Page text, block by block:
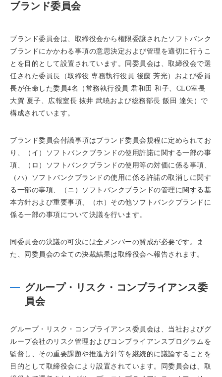
ブランド委員会
ブランド委員会は、取締役会から権限委譲されたソフトバンク
ブランドにかかわる事項の意思決定および管理を適切に行うこ
とを目的として設置されています。同委員会は、取締役会で選
任された委員長（取締役 専務執行役員 後藤 芳光）および委員
長が任命した委員4名（常務執行役員 君和田 和子、CLO室長
大賀 夏子、広報室長 抜井 武暁および総務部長 飯田 達矢）で
構成されています。
ブランド委員会付議事項はブランド委員会規程に定められてお
り、（イ）ソフトバンクブランドの使用許諾に関する一部の事
項、（ロ）ソフトバンクブランドの使用等の対価に係る事項、
（ハ）ソフトバンクブランドの使用に係る許諾の取消しに関す
る一部の事項、（ニ）ソフトバンクブランドの管理に関する基
本方針および重要事項、（ホ）その他ソフトバンクブランドに
係る一部の事項について決議を行います。
同委員会の決議の可決には全メンバーの賛成が必要です。ま
た、同委員会の全ての決裁結果は取締役会へ報告されます。
グループ・リスク・コンプライアンス委
員会
グループ・リスク・コンプライアンス委員会は、当社およびグ
ループ会社のリスク管理およびコンプライアンスプログラムを
監督し、その重要課題や推進方針等を継続的に議論することを
目的として取締役会により設置されています。同委員会は、取